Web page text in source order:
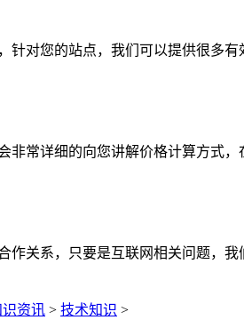
针对您的站点，我们可以提供很多
非常详细的向您讲解价格计算方式
作关系，只要是互联网相关问题，
识资讯 > 技术知识 >